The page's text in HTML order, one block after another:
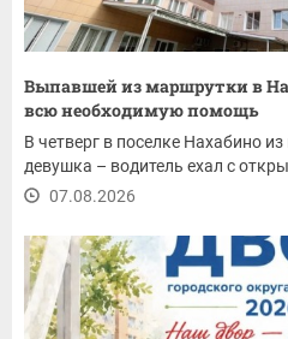
Выпавшей из маршрутки в
всю необходимую помощь
В четверг в поселке Нахабино
девушка – водитель ехал с
07.08.2026